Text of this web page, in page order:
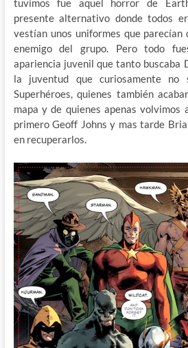
tuvimos fue aquel horror de
presente alternativo donde todos
vestían unos uniformes que parecían
enemigo del grupo. Pero todo
apariencia juvenil que tanto buscaba
la juventud que curiosamente
Superhéroes, quienes también
mapa y de quienes apenas volvimos
primero Geoff Johns y mas tarde
en recuperarlos.